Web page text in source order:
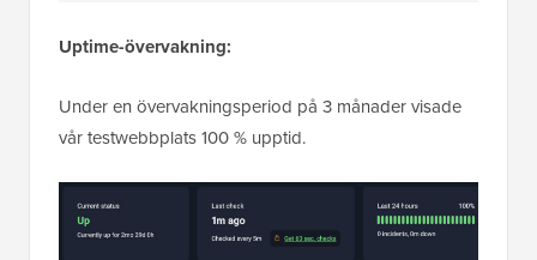
Uptime-övervakning:
Under en övervakningsperiod på 3 månader visade
vår testwebbplats 100 % upptid.